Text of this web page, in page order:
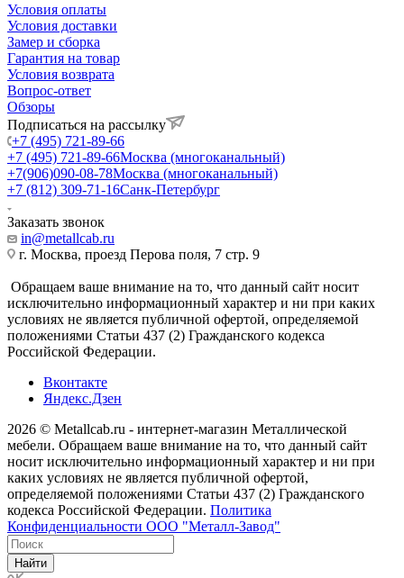
Условия оплаты
Условия доставки
Замер и сборка
Гарантия на товар
Условия возврата
Вопрос-ответ
Обзоры
Подписаться на рассылку
+7 (495) 721-89-66
+7 (495) 721-89-66Москва (многоканальный)
+7(906)090-08-78Москва (многоканальный)
+7 (812) 309-71-16Санк-Петербург
Заказать звонок
in@metallcab.ru
г. Москва, проезд Перова поля, 7 стр. 9
Обращаем ваше внимание на то, что данный сайт носит
исключительно информационный характер и ни при каких
условиях не является публичной офертой, определяемой
положениями Статьи 437 (2) Гражданского кодекса
Российской Федерации.
Вконтакте
Яндекс.Дзен
2026 © Metallcab.ru - интернет-магазин Металлической
мебели. Обращаем ваше внимание на то, что данный сайт
носит исключительно информационный характер и ни при
каких условиях не является публичной офертой,
определяемой положениями Статьи 437 (2) Гражданского
кодекса Российской Федерации. Политика
Конфиденциальности ООО "Металл-Завод"
Найти